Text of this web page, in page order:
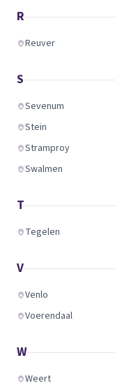
R
Reuver
S
Sevenum
Stein
Stramproy
Swalmen
T
Tegelen
V
Venlo
Voerendaal
W
Weert